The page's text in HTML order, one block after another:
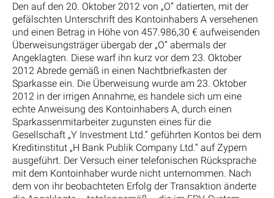
Den auf den 20. Oktober 2012 von „O“ datierten, mit der
gefälschten Unterschrift des Kontoinhabers A versehenen
und einen Betrag in Höhe von 457.986,30 € aufweisenden
Überweisungsträger übergab der „O“ abermals der
Angeklagten. Diese warf ihn kurz vor dem 23. Oktober
2012 Abrede gemäß in einen Nachtbriefkasten der
Sparkasse ein. Die Überweisung wurde am 23. Oktober
2012 in der irrigen Annahme, es handele sich um eine
echte Anweisung des Kontoinhabers A, durch einen
Sparkassenmitarbeiter zugunsten eines für die
Gesellschaft „Y Investment Ltd.“ geführten Kontos bei dem
Kreditinstitut „H Bank Publik Company Ltd.“ auf Zypern
ausgeführt. Der Versuch einer telefonischen Rücksprache
mit dem Kontoinhaber wurde nicht unternommen. Nach
dem von ihr beobachteten Erfolg der Transaktion änderte